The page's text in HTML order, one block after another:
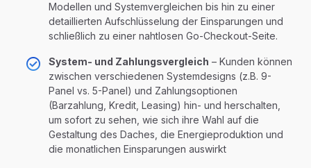
Modellen und Systemvergleichen bis hin zu einer
detaillierten Aufschlüsselung der Einsparungen und
schließlich zu einer nahtlosen Go-Checkout-Seite.
System- und Zahlungsvergleich – Kunden können
zwischen verschiedenen Systemdesigns (z.B. 9-
Panel vs. 5-Panel) und Zahlungsoptionen
(Barzahlung, Kredit, Leasing) hin- und herschalten,
um sofort zu sehen, wie sich ihre Wahl auf die
Gestaltung des Daches, die Energieproduktion und
die monatlichen Einsparungen auswirkt